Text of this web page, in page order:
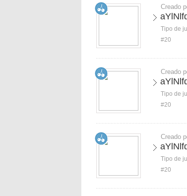
Creado
Tipo de
#20
Creado
Tipo de
#20
Creado
Tipo de
#20